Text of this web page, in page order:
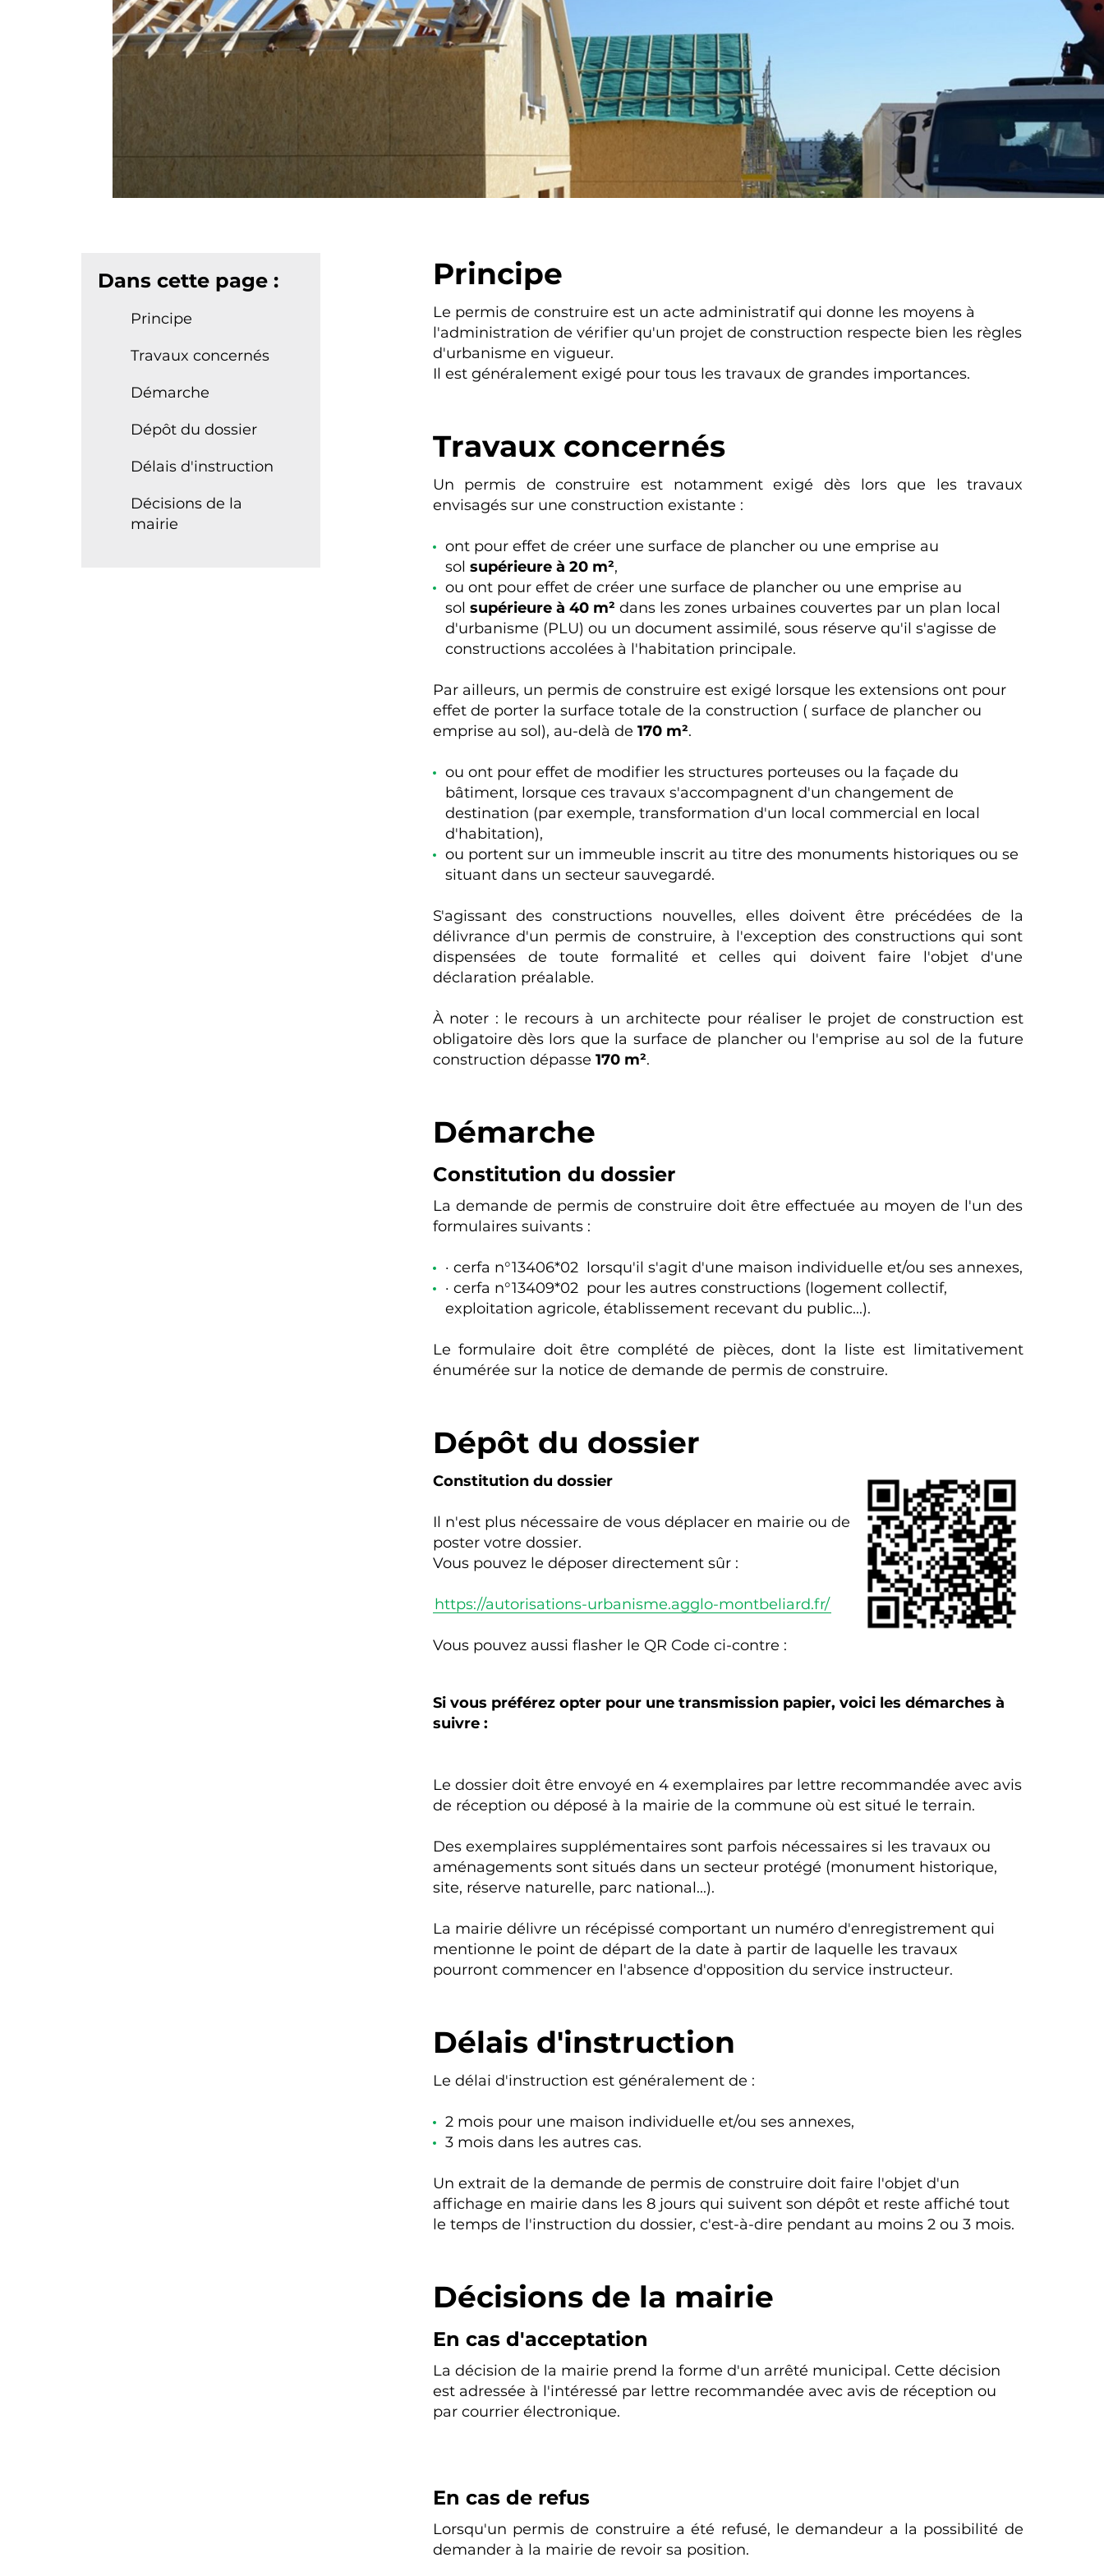
Principe
Le permis de construire est un acte administratif qui donne les moyens à
l'administration de vérifier qu'un projet de construction respecte bien les règles
d'urbanisme en vigueur.
Il est généralement exigé pour tous les travaux de grandes importances.
Travaux concernés
Un permis de construire est notamment exigé dès lors que les travaux
envisagés sur une construction existante :
ont pour effet de créer une surface de plancher ou une emprise au
sol supérieure à 20 m²,
ou ont pour effet de créer une surface de plancher ou une emprise au
sol supérieure à 40 m² dans les zones urbaines couvertes par un plan local
d'urbanisme (PLU) ou un document assimilé, sous réserve qu'il s'agisse de
constructions accolées à l'habitation principale.
Par ailleurs, un permis de construire est exigé lorsque les extensions ont pour
effet de porter la surface totale de la construction ( surface de plancher ou
emprise au sol), au-delà de 170 m².
ou ont pour effet de modifier les structures porteuses ou la façade du
bâtiment, lorsque ces travaux s'accompagnent d'un changement de
destination (par exemple, transformation d'un local commercial en local
d'habitation),
ou portent sur un immeuble inscrit au titre des monuments historiques ou se
situant dans un secteur sauvegardé.
S'agissant des constructions nouvelles, elles doivent être précédées de la
délivrance d'un permis de construire, à l'exception des constructions qui sont
dispensées de toute formalité et celles qui doivent faire l'objet d'une
déclaration préalable.
À noter : le recours à un architecte pour réaliser le projet de construction est
obligatoire dès lors que la surface de plancher ou l'emprise au sol de la future
construction dépasse 170 m².
Démarche
Constitution du dossier
La demande de permis de construire doit être effectuée au moyen de l'un des
formulaires suivants :
· cerfa n°13406*02 lorsqu'il s'agit d'une maison individuelle et/ou ses annexes,
· cerfa n°13409*02 pour les autres constructions (logement collectif,
exploitation agricole, établissement recevant du public...).
Le formulaire doit être complété de pièces, dont la liste est limitativement
énumérée sur la notice de demande de permis de construire.
Dépôt du dossier
Constitution du dossier
Il n'est plus nécessaire de vous déplacer en mairie ou de
poster votre dossier.
Vous pouvez le déposer directement sûr :
https://autorisations-urbanisme.agglo-montbeliard.fr/
Vous pouvez aussi flasher le QR Code ci-contre :
Si vous préférez opter pour une transmission papier, voici les démarches à
suivre :
Le dossier doit être envoyé en 4 exemplaires par lettre recommandée avec avis
de réception ou déposé à la mairie de la commune où est situé le terrain.
Des exemplaires supplémentaires sont parfois nécessaires si les travaux ou
aménagements sont situés dans un secteur protégé (monument historique,
site, réserve naturelle, parc national...).
La mairie délivre un récépissé comportant un numéro d'enregistrement qui
mentionne le point de départ de la date à partir de laquelle les travaux
pourront commencer en l'absence d'opposition du service instructeur.
Délais d'instruction
Le délai d'instruction est généralement de :
2 mois pour une maison individuelle et/ou ses annexes,
3 mois dans les autres cas.
Un extrait de la demande de permis de construire doit faire l'objet d'un
affichage en mairie dans les 8 jours qui suivent son dépôt et reste affiché tout
le temps de l'instruction du dossier, c'est-à-dire pendant au moins 2 ou 3 mois.
Décisions de la mairie
En cas d'acceptation
La décision de la mairie prend la forme d'un arrêté municipal. Cette décision
est adressée à l'intéressé par lettre recommandée avec avis de réception ou
par courrier électronique.
En cas de refus
Lorsqu'un permis de construire a été refusé, le demandeur a la possibilité de
demander à la mairie de revoir sa position.
Dans cette page :
Principe
Travaux concernés
Démarche
Dépôt du dossier
Délais d'instruction
Décisions de la
mairie